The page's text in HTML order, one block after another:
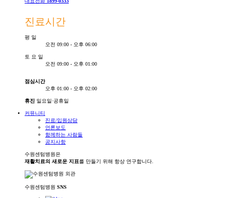
진료시간
평 일
오전 09:00 - 오후 06:00
토 요 일
오전 09:00 - 오후 01:00
점심시간
오후 01:00 - 오후 02:00
휴진 일요일·공휴일
커뮤니티
진료/입원상담
언론보도
함께하는 사람들
공지사항
수원센텀병원은
재활치료의 새로운 지표를 만들기 위해 항상 연구합니다.
수원센텀병원 SNS